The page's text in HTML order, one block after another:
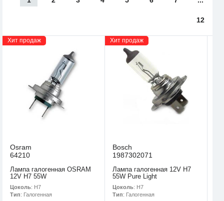
12
Хит продаж
Osram
64210
Лампа галогенная OSRAM
12V H7 55W
Цоколь: H7
Тип: Галогенная
Хит продаж
Bosch
1987302071
Лампа галогенная 12V H7
55W Pure Light
Цоколь: H7
Тип: Галогенная